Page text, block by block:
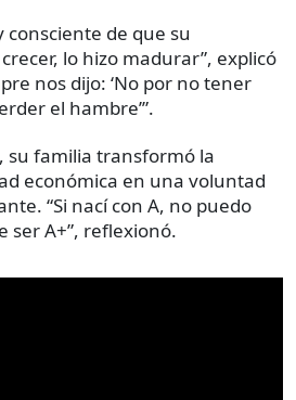
consciente de que su
lo hizo madurar”, explicó
nos dijo: ‘No por no tener
el hambre’”.
su familia transformó la
económica en una voluntad
“Si nací con A, no puedo
ser A+”, reflexionó.